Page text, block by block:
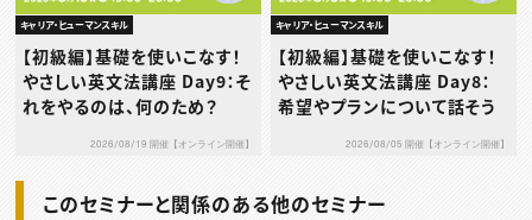
キャリア・ヒューマンスキル
【初級編】基礎を使いこなす！
やさしい英文法講座 Day9：そ
れをやるのは、何のため？
2026/08/19 開催【オンライン開催】
キャリア・ヒューマンスキル
【初級編】基礎を使いこなす！
やさしい英文法講座 Day8：
希望やプランについて話そう
2026/08/05 開催【オンライン開催】
このセミナーと関係のある他のセミナー